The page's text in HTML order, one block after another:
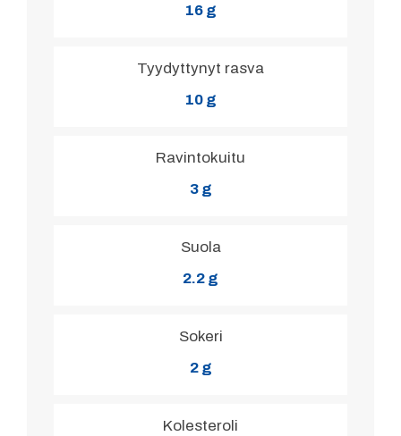
16 g
Tyydyttynyt rasva
10 g
Ravintokuitu
3 g
Suola
2.2 g
Sokeri
2 g
Kolesteroli